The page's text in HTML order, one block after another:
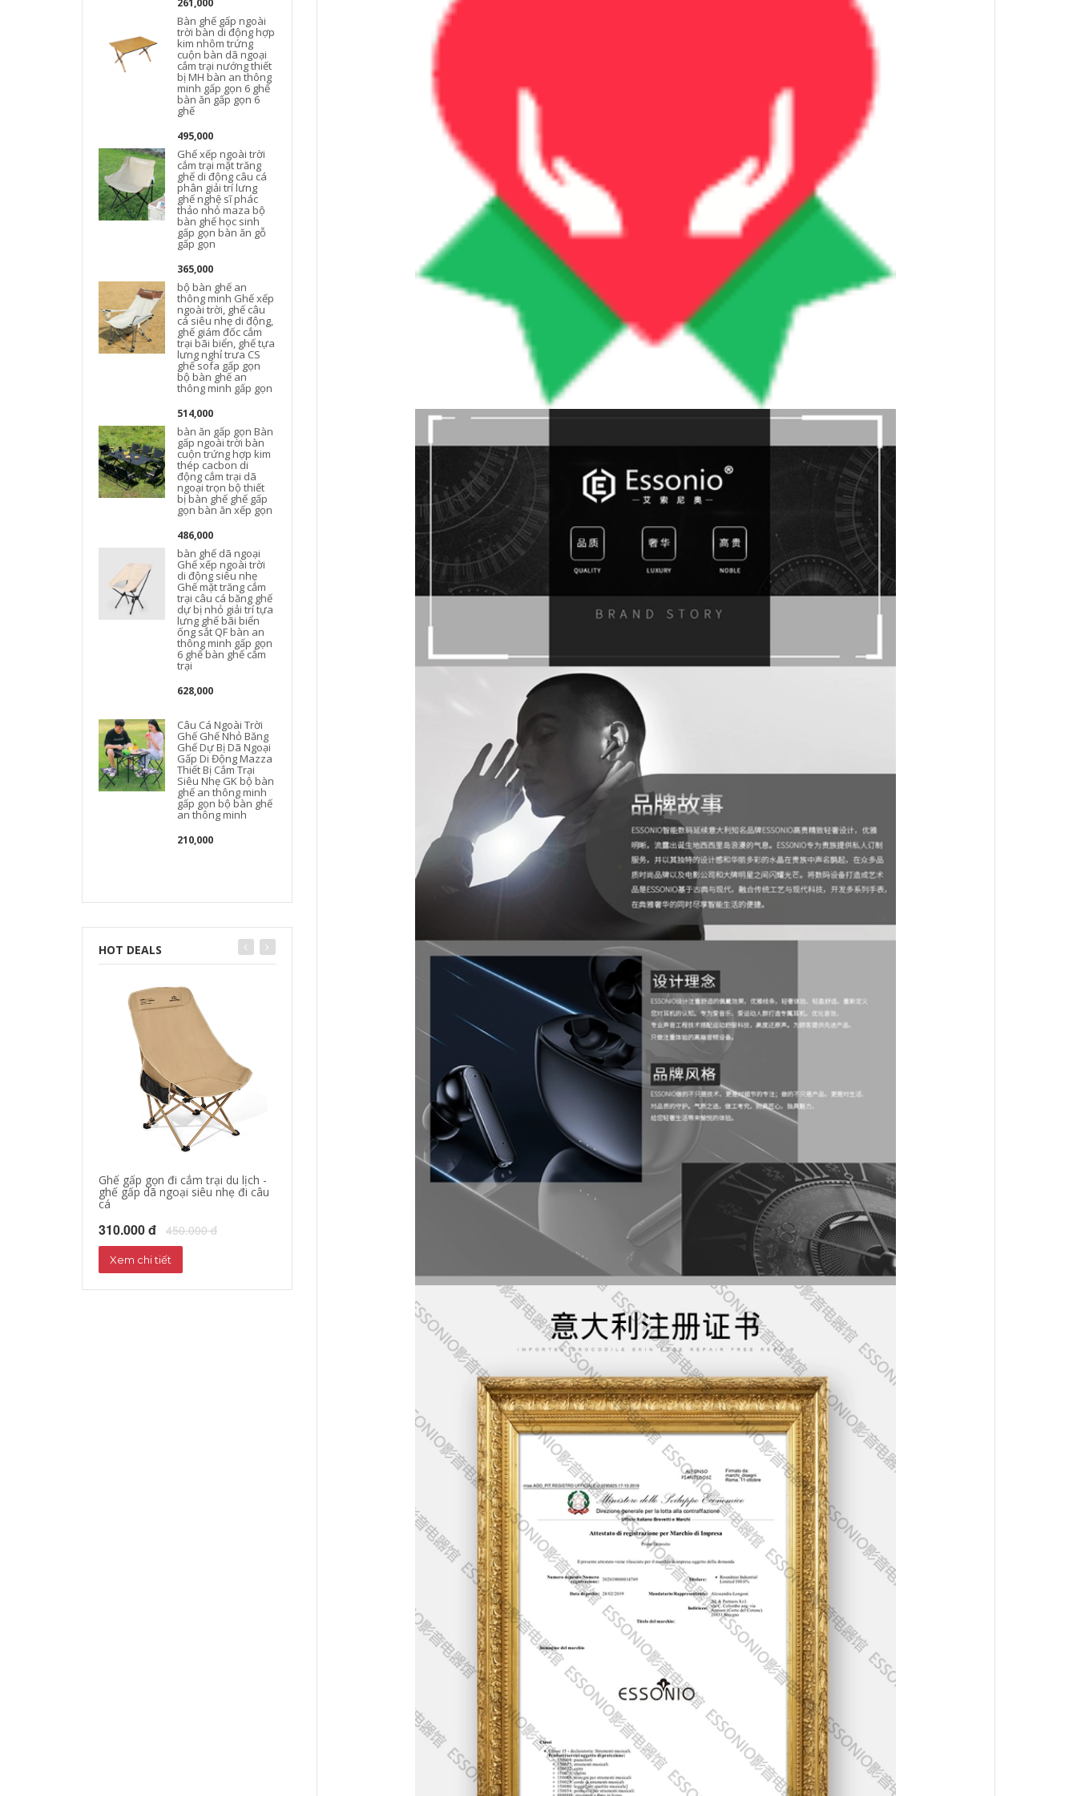
261,000
Bàn ghế gấp ngoài
trời bàn di động hợp
kim nhôm trứng
cuộn bàn dã ngoại
cắm trại nướng thiết
bị MH bàn an thông
minh gấp gọn 6 ghế
bàn ăn gấp gọn 6
ghế
495,000
Ghế xếp ngoài trời
cắm trại mặt trăng
ghế di động câu cá
phân giải trí lưng
ghế nghệ sĩ phác
thảo nhỏ maza bộ
bàn ghế học sinh
gấp gọn bàn ăn gỗ
gấp gọn
365,000
bộ bàn ghế an
thông minh Ghế xếp
ngoài trời, ghế câu
cá siêu nhẹ di động,
ghế giám đốc cắm
trại bãi biển, ghế tựa
lưng nghỉ trưa CS
ghế sofa gấp gọn
bộ bàn ghế an
thông minh gấp gọn
514,000
bàn ăn gấp gọn Bàn
gấp ngoài trời bàn
cuộn trứng hợp kim
thép cacbon di
động cắm trại dã
ngoại trọn bộ thiết
bị bàn ghế ghế gấp
gọn bàn ăn xếp gọn
486,000
bàn ghế dã ngoại
Ghế xếp ngoài trời
di động siêu nhẹ
Ghế mặt trăng cắm
trại câu cá băng ghế
dự bị nhỏ giải trí tựa
lưng ghế bãi biển
ống sắt QF bàn an
thông minh gấp gọn
6 ghế bàn ghế cắm
trại
628,000
Câu Cá Ngoài Trời
Ghế Ghế Nhỏ Băng
Ghế Dự Bị Dã Ngoại
Gấp Di Động Mazza
Thiết Bị Cắm Trại
Siêu Nhẹ GK bộ bàn
ghế an thông minh
gấp gọn bộ bàn ghế
an thông minh
210,000
bộ bàn ghế gấp gọn
thông minh bộ bàn
Đô Thị Sóng Ghế
Kermit Ghế Di Động
Cắm Trại Lưng Ghế
Phân Bãi Biển Ghế
bộ bàn ghế học sinh
Kermit Ghế Siêu
Nhẹ Câu Cá Cắm
Trại Cung Cấp Thiết
Bị Ghế bàn ghế du
Hoàn Chỉnh Thiết Bị
sofa gấp gọn ghế
Ghế xếp ngoài trời
Ghế Kermit ghế cắm
trại ngoài trời ghế
gấp di động bãi biển
ghế siêu nhẹ câu cá
phân ghế xếp gọn
thông minh bàn ăn
ghế gấp di động,
Mazar, ghế cắm trại
ghế ăn cơm gấp gọn
xếp ngoài trời cắm
trại dã ngoại cắm
trại thiết bị cung cấp
lái gỗ nguyên khối
bàn ghế gấp gọn
ghế xếp gọn thông
minh
1,766,000
ghế sofa gấp gọn
Bàn gấp ngoài trời
gấp gọn bàn cắm
trại di động Bộ bàn
ghế dã ngoại cung
cấp thiết bị bàn
trứng cuộn hợp kim
nhôm ghế gấp gọn
bàn ghế gấp gọn
Ghế gấp ngoài trời,
ghế mặt trăng siêu
nhẹ di động, ghế
câu cá cắm trại, ghế
thư giãn dã ngoại,
cắm trại Maza nhỏ
ghế gấp gọn ghế
446,000
Ngoài Trời Di Động
Bàn Gấp Trứng Bàn
Gian Hàng Cắm Trại
Giải Trí Dã Ngoại
Bàn Ghế Đa Năng
Thiết Bị Hoàn Chỉnh
Bàn bàn ghế gấp
ghế gấp gọn
ghế nằm gấp gọn Đô
Thị Sóng Ngoài Trời
Ghế Gấp Di Động
Phác Thảo Ghế Gấp
ghế ngủ gấp gọn
bàn ghế dã ngoại
Đô Thị Sóng Ghế
Gấp Ngoài Trời Di
Động Giải Trí Cắm
Trại Ghế Gỗ Chắc
Chắn Siêu Nhẹ
Trăng Bướm Ghế
bàn ghế gấp gọn
bàn ghế ăn gấp gọn
724,000
HOT DEALS
Ghế gấp gọn đi cắm trại du lịch -
ghế gấp dã ngoại siêu nhẹ đi câu
cá
310.000 đ 450.000 đ
Xem chi tiết
áo khoác đi moto Quần áo bảo